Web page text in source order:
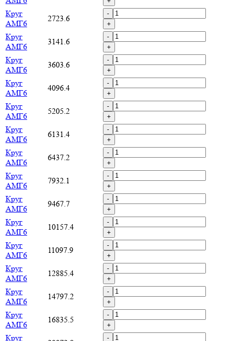
Круг
АМГ6
2723.6
-
+
Круг
АМГ6
3141.6
-
+
Круг
АМГ6
3603.6
-
+
Круг
АМГ6
4096.4
-
+
Круг
АМГ6
5205.2
-
+
Круг
АМГ6
6131.4
-
+
Круг
АМГ6
6437.2
-
+
Круг
АМГ6
7932.1
-
+
Круг
АМГ6
9467.7
-
+
Круг
АМГ6
10157.4
-
+
Круг
АМГ6
11097.9
-
+
Круг
АМГ6
12885.4
-
+
Круг
АМГ6
14797.2
-
+
Круг
АМГ6
16835.5
-
+
Круг
-